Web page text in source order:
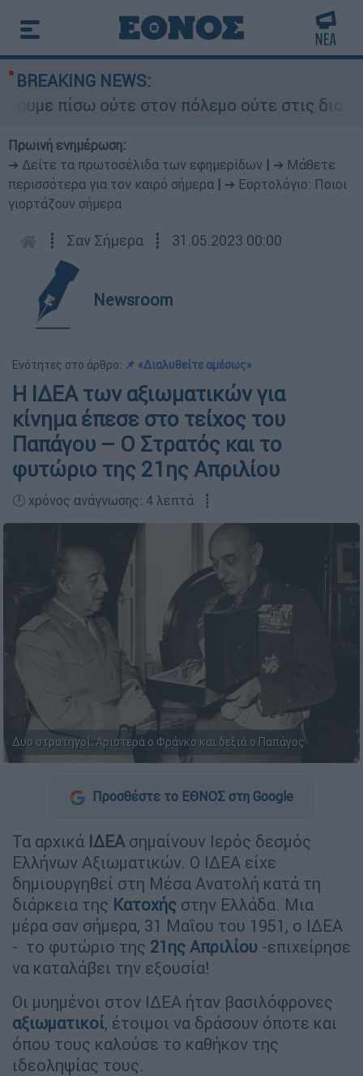
BREAKING NEWS:
πίσω ούτε στον πόλεμο ούτε στις
Πρωινή ενημέρωση:
➔ Δείτε τα πρωτοσέλιδα των εφημερίδων
➔ Μάθετε
περισσότερα για τον καιρό σήμερα
➔ Εορτολόγιο: Ποιοι
γιορτάζουν σήμερα
┋ Σαν Σήμερα ┋ 31.05.2023 00:00
Newsroom
Ενότητες στο άρθρο: 📌 «Διαλυθείτε αμέσως»
Η ΙΔΕΑ των αξιωματικών για
κίνημα έπεσε στο τείχος του
Παπάγου – Ο Στρατός και το
φυτώριο της 21ης Απριλίου
🕛 χρόνος ανάγνωσης: 4 λεπτά ┋
Δυο στρατηγοί. Αριστερά ο Φράνκο και δεξιά ο Παπάγος
Προσθέστε το ΕΘΝΟΣ στη Google
Τα αρχικά ΙΔΕΑ σημαίνουν Ιερός δεσμός
Ελλήνων Αξιωματικών. Ο ΙΔΕΑ είχε
δημιουργηθεί στη Μέσα Ανατολή κατά τη
διάρκεια της Κατοχής στην Ελλάδα. Μια
μέρα σαν σήμερα, 31 Μαΐου του 1951, ο ΙΔΕΑ
- το φυτώριο της 21ης Απριλίου -επιχείρησε
να καταλάβει την εξουσία!
Οι μυημένοι στον ΙΔΕΑ ήταν βασιλόφρονες
αξιωματικοί, έτοιμοι να δράσουν όποτε και
όπου τους καλούσε το καθήκον της
ιδεοληψίας τους.